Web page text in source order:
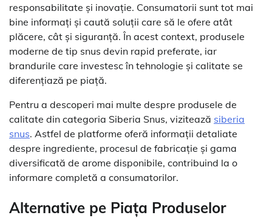
responsabilitate și inovație. Consumatorii sunt tot mai
bine informați și caută soluții care să le ofere atât
plăcere, cât și siguranță. În acest context, produsele
moderne de tip snus devin rapid preferate, iar
brandurile care investesc în tehnologie și calitate se
diferențiază pe piață.
Pentru a descoperi mai multe despre produsele de
calitate din categoria Siberia Snus, vizitează siberia
snus. Astfel de platforme oferă informații detaliate
despre ingrediente, procesul de fabricație și gama
diversificată de arome disponibile, contribuind la o
informare completă a consumatorilor.
Alternative pe Piața Produselor